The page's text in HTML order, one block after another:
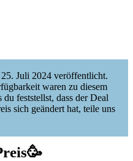
Juli 2024 veröffentlicht.
waren zu diesem
feststellst, dass der Deal
sich geändert hat, teile uns
🥳